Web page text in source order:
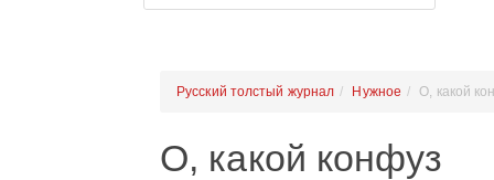
Русский толстый журнал Нужное О, какой
О, какой конфуз